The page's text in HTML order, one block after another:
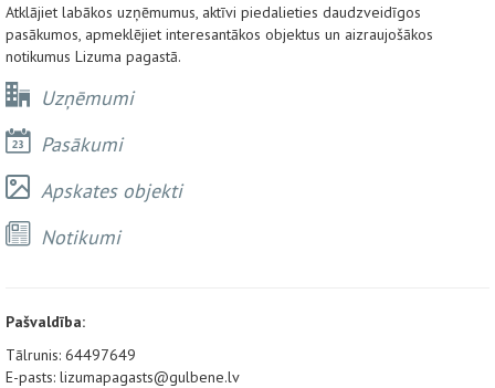
Atklājiet labākos uzņēmumus, aktīvi piedalieties daudzveidīgos
pasākumos, apmeklējiet interesantākos objektus un aizraujošākos
notikumus Lizuma pagastā.
Uzņēmumi
Pasākumi
Apskates objekti
Notikumi
Pašvaldība:
Tālrunis: 64497649
E-pasts: lizumapagasts@gulbene.lv